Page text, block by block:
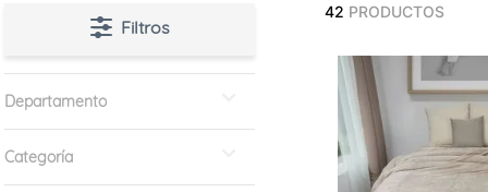
Filtros
Departamento
Accesorios
Categoría
42 PRODUCTOS